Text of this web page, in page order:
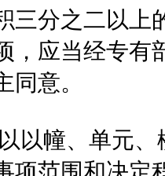
三分之二以上
，应当经专有
同意。
以幢、单元